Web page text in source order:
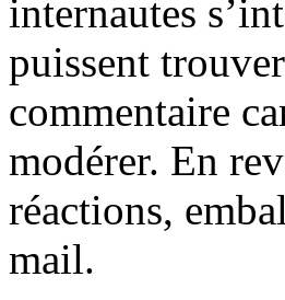
internautes
puissent
commentaire
modérer. En
réactions,
mail.